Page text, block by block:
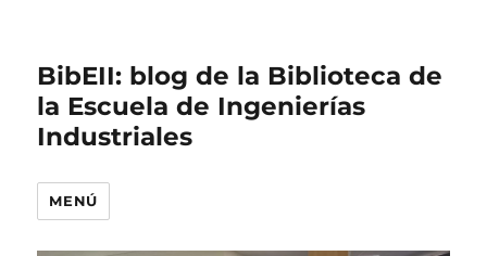
BibEII: blog de la Biblioteca de
la Escuela de Ingenierías
Industriales
MENÚ